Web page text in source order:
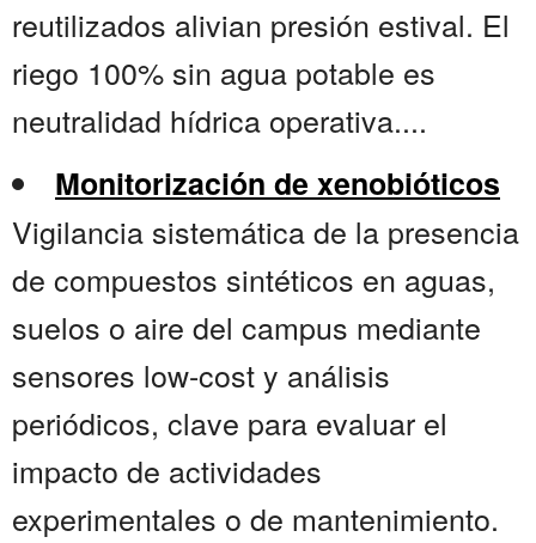
reutilizados alivian presión estival. El
riego 100% sin agua potable es
neutralidad hídrica operativa....
Monitorización de xenobióticos
Vigilancia sistemática de la presencia
de compuestos sintéticos en aguas,
suelos o aire del campus mediante
sensores low-cost y análisis
periódicos, clave para evaluar el
impacto de actividades
experimentales o de mantenimiento.